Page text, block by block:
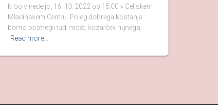
ki bo v nedeljo, 16. 10. 2022 ob 15.00 v Celjskem
Mladinskem Centru. Poleg dobrega kostanja
bomo postregli tudi mošt, kozarček rujnega,
Read more…